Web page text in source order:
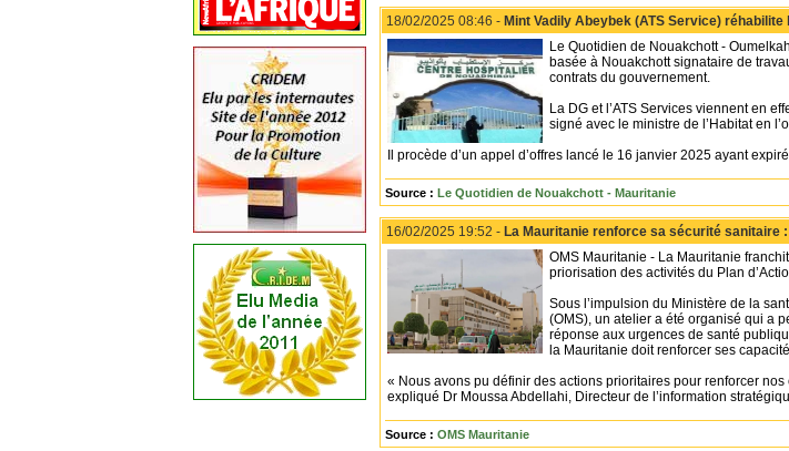
18/02/2025 08:46 - Mint Vadily Abeybek (ATS Service)
Le Quotidien de Nouakchott -
basée à Nouakchott signataire de
contrats du gouvernement.
La DG et l’ATS Services viennent en
signé avec le ministre de l’Habitat en
Il procède d’un appel d’offres lancé le 16 janvier 2025 ayant
Source : Le Quotidien de Nouakchott - Mauritanie
16/02/2025 19:52 - La Mauritanie renforce sa sécurité sanitaire
OMS Mauritanie - La Mauritanie
priorisation des activités du Plan
Sous l’impulsion du Ministère de la
(OMS), un atelier a été organisé qui a
réponse aux urgences de santé
la Mauritanie doit renforcer ses
« Nous avons pu définir des actions prioritaires pour renforcer
expliqué Dr Moussa Abdellahi, Directeur de l’information
Source : OMS Mauritanie